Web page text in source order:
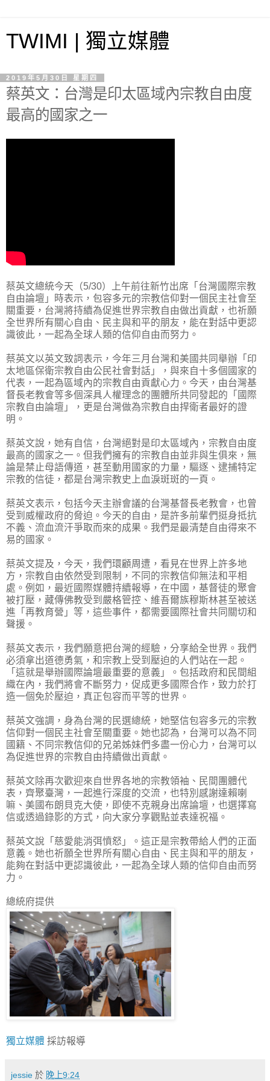
TWIMI | 獨立媒體
2019年5月30日 星期四
蔡英文：台灣是印太區域內宗教自由度
最高的國家之一
蔡英文總統今天（5/30）上午前往新竹出席「台灣國際宗教
自由論壇」時表示，包容多元的宗教信仰對一個民主社會至
關重要，台灣將持續為促進世界宗教自由做出貢獻，也祈願
全世界所有關心自由、民主與和平的朋友，能在對話中更認
識彼此，一起為全球人類的信仰自由而努力。
蔡英文以英文致詞表示，今年三月台灣和美國共同舉辦「印
太地區保衛宗教自由公民社會對話」，與來自十多個國家的
代表，一起為區域內的宗教自由貢獻心力。今天，由台灣基
督長老教會等多個深具人權理念的團體所共同發起的「國際
宗教自由論壇」，更是台灣做為宗教自由捍衛者最好的證
明。
蔡英文說，她有自信，台灣絕對是印太區域內，宗教自由度
最高的國家之一。但我們擁有的宗教自由並非與生俱來，無
論是禁止母語傳道，甚至動用國家的力量，驅逐、逮捕特定
宗教的信徒，都是台灣宗教史上血淚斑斑的一頁。
蔡英文表示，包括今天主辦會議的台灣基督長老教會，也曾
受到威權政府的脅迫。今天的自由，是許多前輩們挺身抵抗
不義、流血流汗爭取而來的成果。我們是最清楚自由得來不
易的國家。
蔡英文提及，今天，我們環顧周遭，看見在世界上許多地
方，宗教自由依然受到限制，不同的宗教信仰無法和平相
處。例如，最近國際媒體持續報導，在中國，基督徒的聚會
被打壓，藏傳佛教受到嚴格管控、維吾爾族穆斯林甚至被送
進「再教育營」等，這些事件，都需要國際社會共同關切和
聲援。
蔡英文表示，我們願意把台灣的經驗，分享給全世界。我們
必須拿出道德勇氣，和宗教上受到壓迫的人們站在一起。
「這就是舉辦國際論壇最重要的意義」。包括政府和民間組
織在內，我們將會不斷努力，促成更多國際合作，致力於打
造一個免於壓迫，真正包容而平等的世界。
蔡英文強調，身為台灣的民選總統，她堅信包容多元的宗教
信仰對一個民主社會至關重要。她也認為，台灣可以為不同
國籍、不同宗教信仰的兄弟姊妹們多盡一份心力，台灣可以
為促進世界的宗教自由持續做出貢獻。
蔡英文除再次歡迎來自世界各地的宗教領袖、民間團體代
表，齊聚臺灣，一起進行深度的交流，也特別感謝達賴喇
嘛、美國布朗貝克大使，即使不克親身出席論壇，也選擇寫
信或透過錄影的方式，向大家分享觀點並表達祝福。
蔡英文說「慈愛能消弭憤怒」。這正是宗教帶給人們的正面
意義。她也祈願全世界所有關心自由、民主與和平的朋友，
能夠在對話中更認識彼此，一起為全球人類的信仰自由而努
力。
總統府提供
獨立媒體 採訪報導
jessie 於 晚上9:24